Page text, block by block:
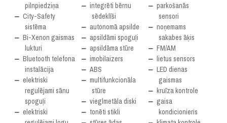
pilnpiedziņa
City-Safety
sistēma
Bi-Xenon gaismas
lukturi
Bluetooth telefona
instalācija
elektriski
regulējami sānu
spoguļi
elektriski
integrēti bērnu
sēdeklīši
autonomā apsilde
apsildāmi spoguļi
apsildāma stūre
imobilaizers
ABS
multifunkcionāla
stūre
vieglmetāla diski
tonēti stikli
parkošanās
sensori
noņemams
sakabes āķis
FM/AM
lietus sensors
LED dienas
gaismas
kruīza kontrole
gaisa
kondicionieris